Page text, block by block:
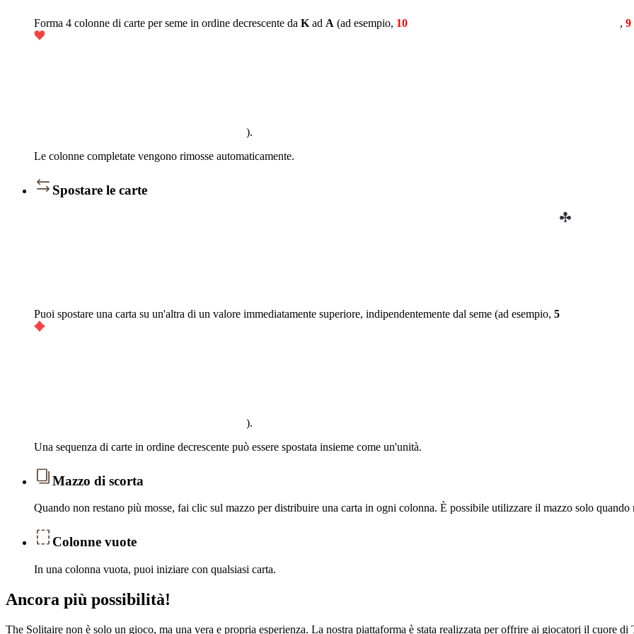
Forma 4 colonne di carte per seme in ordine decrescente da Kad A (ad esempio, 10 , 9
).
Le colonne completate vengono rimosse automaticamente.
Spostare le carte
Puoi spostare una carta su un'altra di un valore immediatamente superiore, indipendentemente dal seme (ad esempio, 5
).
Una sequenza di carte in ordine decrescente può essere spostata insieme come un'unità.
Mazzo di scorta
Quando non restano più mosse, fai clic sul mazzo per distribuire una carta in ogni colonna. È possibile utilizzare il mazzo solo
Colonne vuote
In una colonna vuota, puoi iniziare con qualsiasi carta.
Ancora più possibilità!
The Solitaire non è solo un gioco, ma una vera e propria esperienza. La nostra piattaforma è stata realizzata per offrire ai giocatori il cuore